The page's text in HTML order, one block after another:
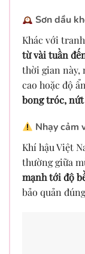
Sơn dầu
Khác với
từ vài tuần
thời gian này,
cao hoặc độ
bong tróc, nứt
Nhạy cảm
Khí hậu Việt
thường giữa
mạnh tới độ
bảo quản